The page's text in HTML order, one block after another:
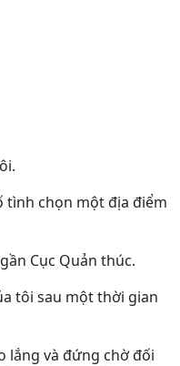
tình chọn một địa điểm
Cục Quản thúc.
tôi sau một thời gian
lắng và đứng chờ đối